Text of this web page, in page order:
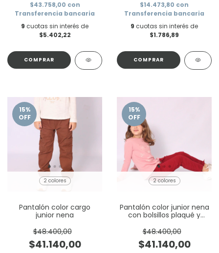
$43.758,00 con
Transferencia bancaria
9 cuotas sin interés de
$5.402,22
COMPRAR
$14.473,80 con
Transferencia bancaria
9 cuotas sin interés de
$1.786,89
COMPRAR
15%
OFF
2 colores
Pantalón color cargo
junior nena
$48.400,00
$41.140,00
15%
OFF
2 colores
Pantalón color junior nena
con bolsillos plaqué y
$48.400,00
$41.140,00